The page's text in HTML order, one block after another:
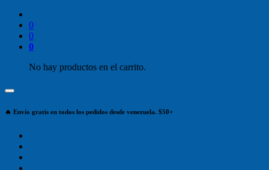
0
0
0
No hay productos en el carrito.
🔥 Envío gratis en todos los pedidos desde venezuela. $50+